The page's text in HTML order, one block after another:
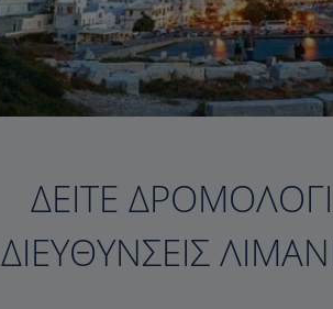
ΔΕΊΤΕ
ΔΙΕΥΘΎΝΣΕΙΣ